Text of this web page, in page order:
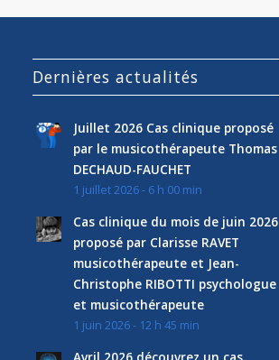
Dernières actualités
Juillet 2026 Cas clinique proposé
par le musicothérapeute Thomas
DECHAUD-FAUCHET
1 juillet 2026 - 6 h 00 min
Cas clinique du mois de juin 2026
proposé par Clarisse RAVET
musicothérapeute et Jean-
Christophe RIBOTTI psychologue
et musicothérapeute
1 juin 2026 - 12 h 45 min